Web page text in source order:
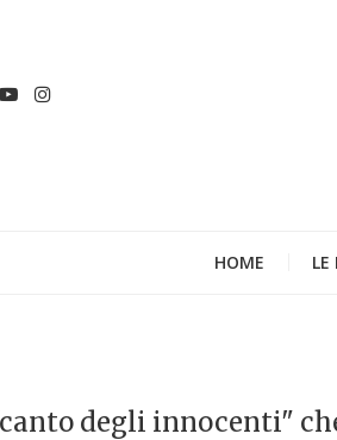
HOME LE
degli innocenti"